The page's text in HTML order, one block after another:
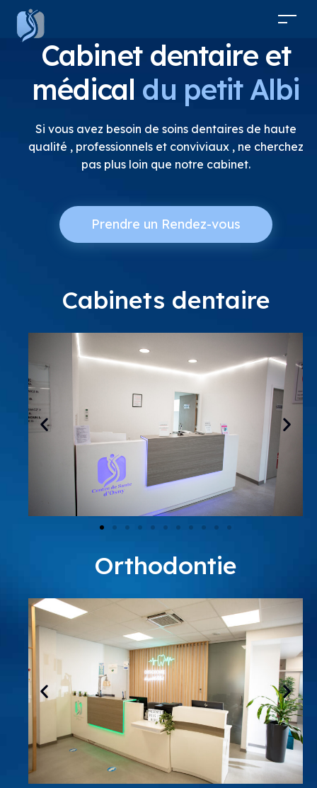
Cabinet dentaire et
médical du petit Albi
Si vous avez besoin de soins dentaires de haute
qualité , professionnels et conviviaux , ne cherchez
pas plus loin que notre cabinet.
Prendre un Rendez-vous
Cabinets dentaire
Orthodontie